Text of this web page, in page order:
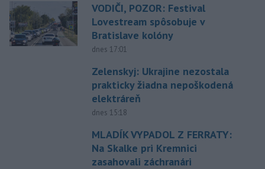
VODIČI, POZOR: Festival
Lovestream spôsobuje v
Bratislave kolóny
dnes 17:01
Zelenskyj: Ukrajine nezostala
prakticky žiadna nepoškodená
elektráreň
dnes 15:18
MLADÍK VYPADOL Z FERRATY:
Na Skalke pri Kremnici
zasahovali záchranári